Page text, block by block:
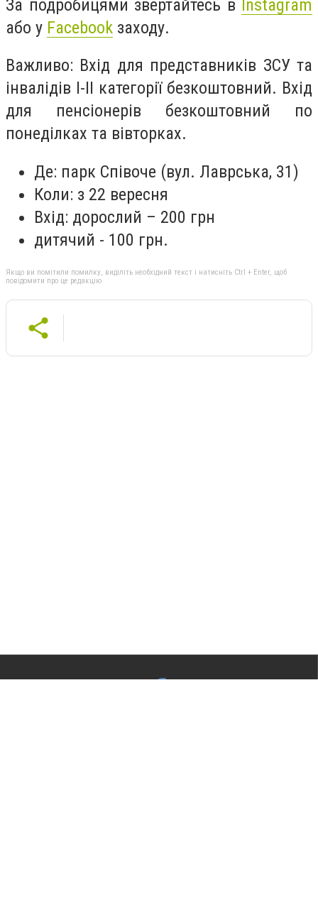
За подробицями звертайтесь в Instagram
або у Facebook заходу.
Важливо: Вхід для представників ЗСУ та
інвалідів I-II категорії безкоштовний. Вхід
для пенсіонерів безкоштовний по
понеділках та вівторках.
Де: парк Співоче (вул. Лаврська, 31)
Коли: з 22 вересня
Вхід: дорослий – 200 грн
дитячий - 100 грн.
Якщо ви помітили помилку, виділіть необхідний текст і натисніть Ctrl + Enter, щоб
повідомити про це редакцію